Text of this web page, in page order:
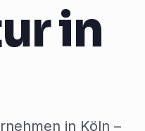
in
in Köln –